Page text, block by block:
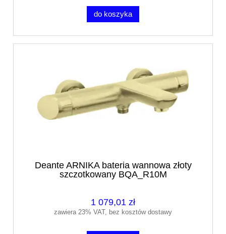
do koszyka
Deante ARNIKA bateria wannowa złoty
szczotkowany BQA_R10M
1 079,01 zł
zawiera 23% VAT, bez kosztów dostawy